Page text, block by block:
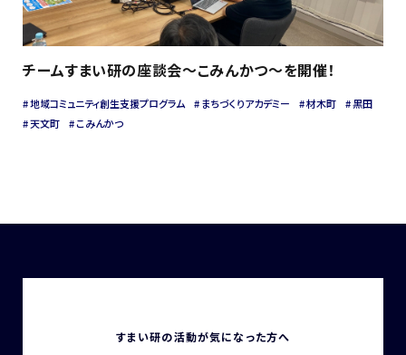
チームすまい研の座談会～こみんかつ～を開催！
地域コミュニティ創生支援プログラム まちづくりアカデミー 材木町
黒田
天文町
こみんかつ
すまい研の活動が気になった方へ